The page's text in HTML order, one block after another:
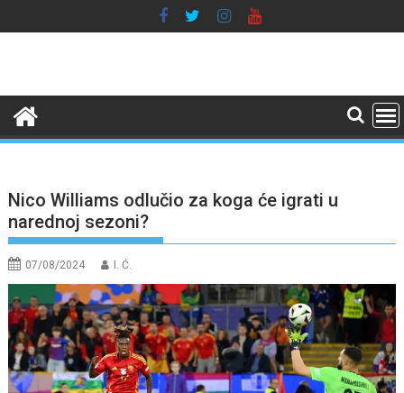
to
Nico Williams odlučio za koga će igrati u
narednoj sezoni?
07/08/2024 I. Ć.